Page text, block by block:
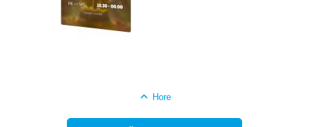
Hore